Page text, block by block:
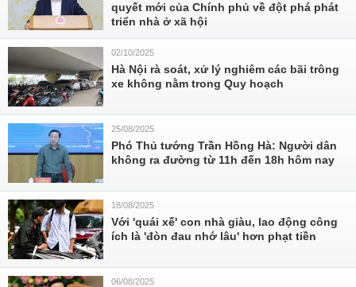
quyết mới của Chính phủ về đột phá phát
triển nhà ở xã hội
02/10/2025
Hà Nội rà soát, xử lý nghiêm các bãi trông
xe không nằm trong Quy hoạch
25/08/2025
Phó Thủ tướng Trần Hồng Hà: Người dân
không ra đường từ 11h đến 18h hôm nay
18/08/2025
Với 'quái xế' con nhà giàu, lao động công
ích là 'đòn đau nhớ lâu' hơn phạt tiền
06/08/2025